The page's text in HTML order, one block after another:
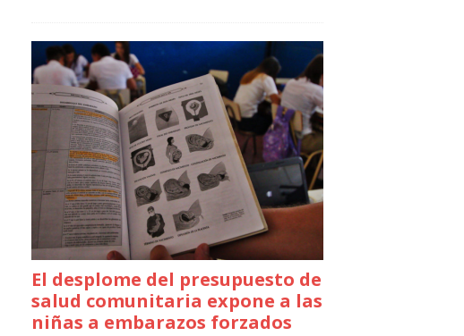
El desplome del presupuesto de
salud comunitaria expone a las
niñas a embarazos forzados